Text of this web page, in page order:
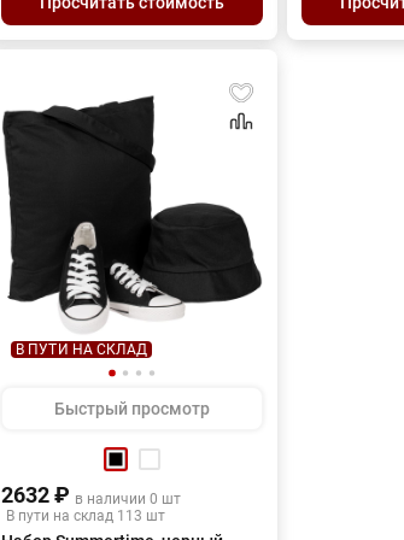
всегда
под
В ПУТИ НА СКЛАД
Быстрый просмотр
2632 ₽ в наличии 0 шт
В пути на склад 113 шт